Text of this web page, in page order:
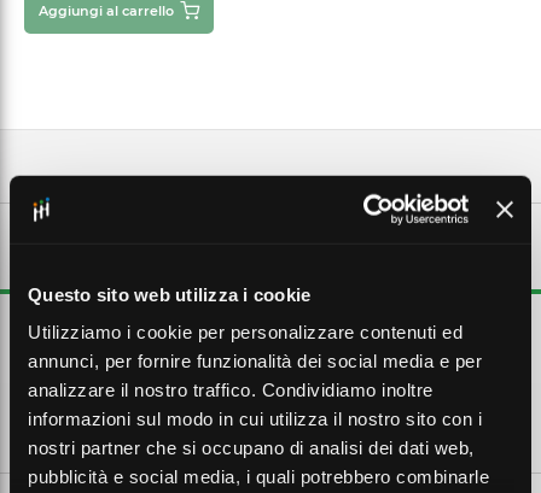
Questo sito web utilizza i cookie
Utilizziamo i cookie per personalizzare contenuti ed
annunci, per fornire funzionalità dei social media e per
analizzare il nostro traffico. Condividiamo inoltre
informazioni sul modo in cui utilizza il nostro sito con i
nostri partner che si occupano di analisi dei dati web,
pubblicità e social media, i quali potrebbero combinarle
Aggiungi al carrello
Inserto per connettori industriali, composto da elemento di contatto
e corpo isolante.
CARATTERISTICHE TECNICHE